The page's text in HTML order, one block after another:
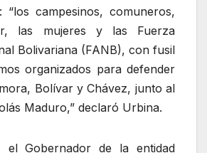
“los campesinos, comuneros,
las mujeres y las Fuerza
Bolivariana (FANB), con fusil
organizados para defender
Bolívar y Chávez, junto al
Maduro,” declaró Urbina.
Gobernador de la entidad